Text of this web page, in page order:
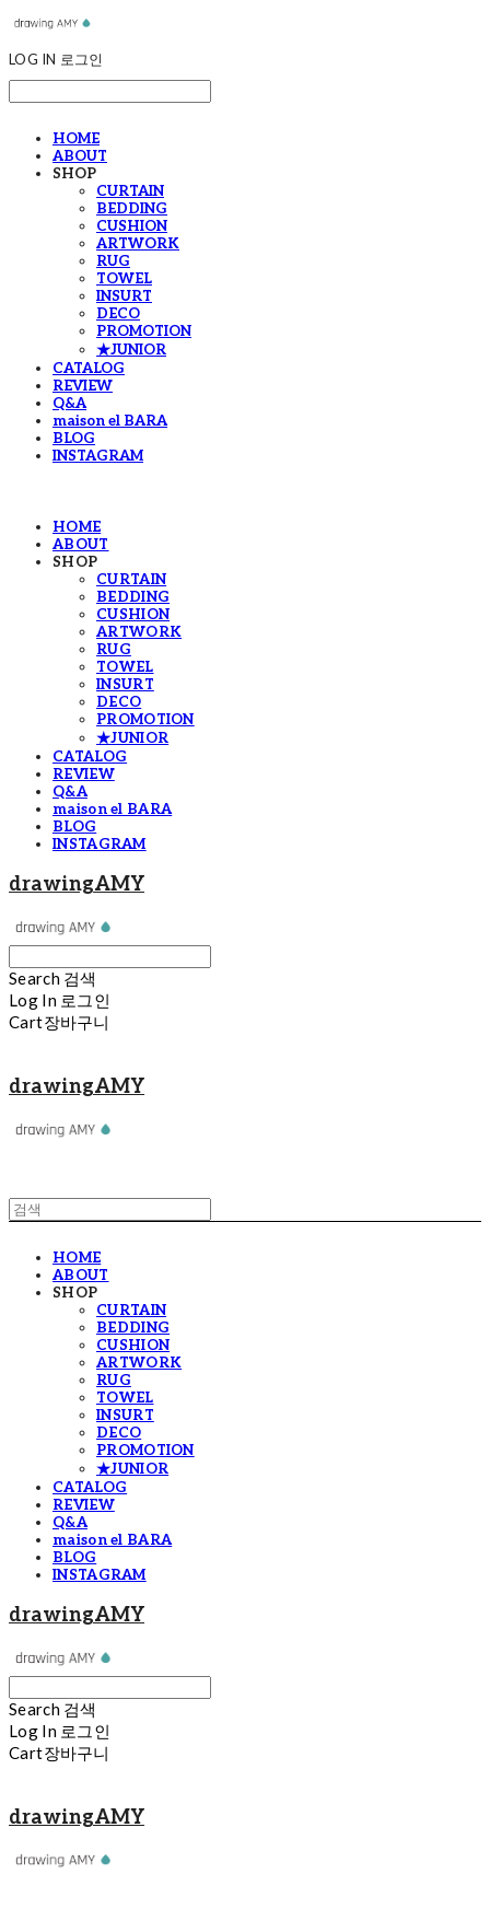
LOG IN 로그인
HOME
ABOUT
SHOP
CURTAIN
BEDDING
CUSHION
ARTWORK
RUG
TOWEL
INSURT
DECO
PROMOTION
★JUNIOR
CATALOG
REVIEW
Q&A
maison el BARA
BLOG
INSTAGRAM
HOME
ABOUT
SHOP
CURTAIN
BEDDING
CUSHION
ARTWORK
RUG
TOWEL
INSURT
DECO
PROMOTION
★JUNIOR
CATALOG
REVIEW
Q&A
maison el BARA
BLOG
INSTAGRAM
drawingAMY
Search 검색
Log In 로그인
Cart장바구니
drawingAMY
HOME
ABOUT
SHOP
CURTAIN
BEDDING
CUSHION
ARTWORK
RUG
TOWEL
INSURT
DECO
PROMOTION
★JUNIOR
CATALOG
REVIEW
Q&A
maison el BARA
BLOG
INSTAGRAM
drawingAMY
Search 검색
Log In 로그인
Cart장바구니
drawingAMY